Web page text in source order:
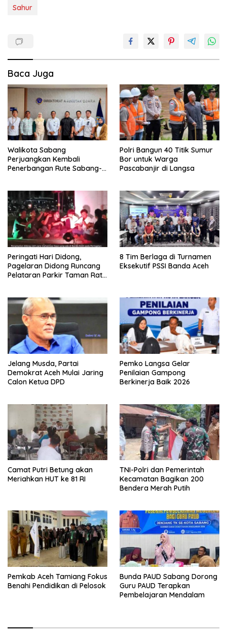
Sahur
Baca Juga
Walikota Sabang
Perjuangkan Kembali
Penerbangan Rute Sabang-
Polri Bangun 40 Titik Sumur
Bor untuk Warga
Pascabanjir di Langsa
Peringati Hari Didong,
Pagelaran Didong Runcang
Pelataran Parkir Taman Ratu
8 Tim Berlaga di Turnamen
Eksekutif PSSI Banda Aceh
Jelang Musda, Partai
Demokrat Aceh Mulai Jaring
Calon Ketua DPD
Pemko Langsa Gelar
Penilaian Gampong
Berkinerja Baik 2026
Camat Putri Betung akan
Meriahkan HUT ke 81 RI
TNI-Polri dan Pemerintah
Kecamatan Bagikan 200
Bendera Merah Putih
Pemkab Aceh Tamiang Fokus
Benahi Pendidikan di Pelosok
Bunda PAUD Sabang Dorong
Guru PAUD Terapkan
Pembelajaran Mendalam